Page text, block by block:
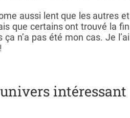
aussi lent que les autres et
que certains ont trouvé la fin
n’a pas été mon cas. Je l’ai
intéressant